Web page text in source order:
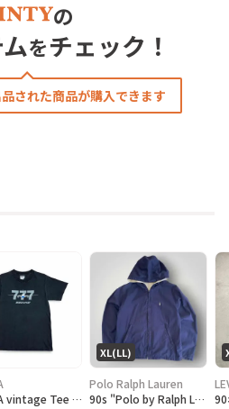
の
をチェック！
された商品が購入できます
ONEITA vintage Tee シングルステッチ Tシャツ BOEING ボーイング
XL(LL)
Polo Ralph Lauren
90s "Polo by Ralph Lauren" Reversible Hoodie Jacket ポロ ラルフローレン リバーシブル ジャケット[XL]